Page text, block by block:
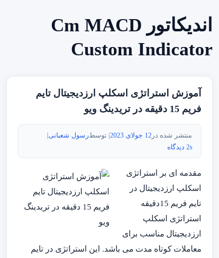
اندیکاتور Cm MACD
Custom Indicator
آموزش استراتژی اسکلپ ارزدیجیتال تایم
فریم 15 دقیقه در تریدینگ ویو
منتشر شده در 12 جولای 2023 | توسطرسول شعبانی|
2s دیدگاه
مقدمه ای بر استراتژی
اسکلپ ارزدیجیتال در
تایم فریم 15دقیقه
استراتژی اسکلپ
ارزدیجیتال مناسب برای
معاملات کوتاه مدت می باشد. این استراتژی در تایم